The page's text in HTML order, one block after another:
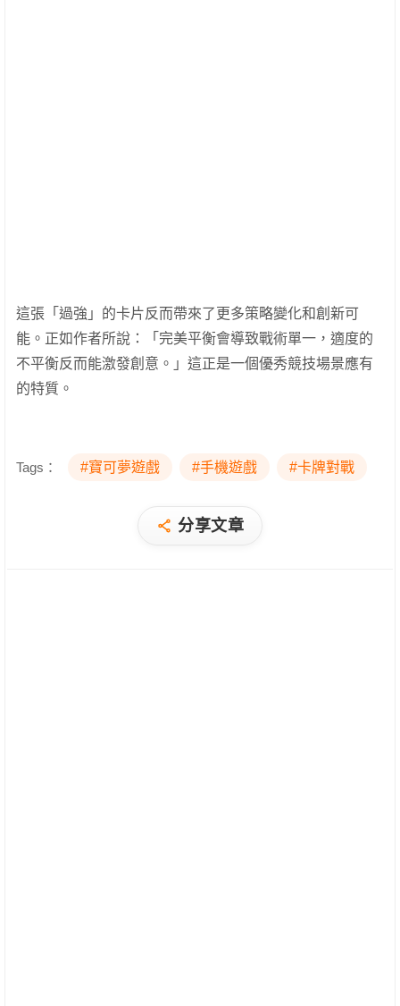
這張「過強」的卡片反而帶來了更多策略變化和創新可
能。正如作者所說：「完美平衡會導致戰術單一，適度的
不平衡反而能激發創意。」這正是一個優秀競技場景應有
的特質。
Tags： #寶可夢遊戲 #手機遊戲 #卡牌對戰
分享文章